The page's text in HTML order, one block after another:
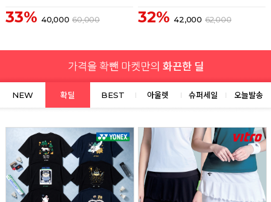
33% 40,000 60,000 32% 42,000 62,000
NEW 확딜 BEST 아울렛 슈퍼세일 오늘발송